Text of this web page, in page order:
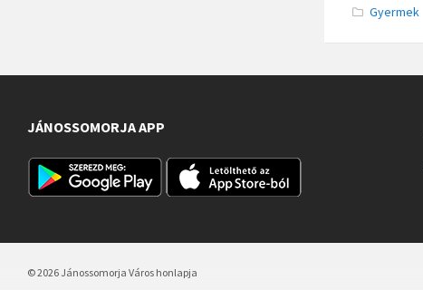
Gyermek
JÁNOSSOMORJA APP
© 2026 Jánossomorja Város honlapja